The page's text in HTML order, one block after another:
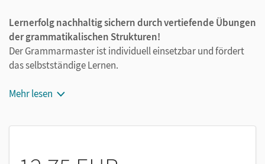
Lernerfolg nachhaltig sichern durch vertiefende Übungen
der grammatikalischen Strukturen!
Der Grammarmaster ist individuell einsetzbar und fördert
das selbstständige Lernen.
Kurze und verständliche Regelformulierungen
Mehr lesen